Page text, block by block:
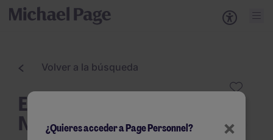
Volver a la búsqueda
ENCARGADO DE OBRA
NUEVA RESIDENCIAL (h/m/d)
×
¿Quieres acceder a Page Personnel?